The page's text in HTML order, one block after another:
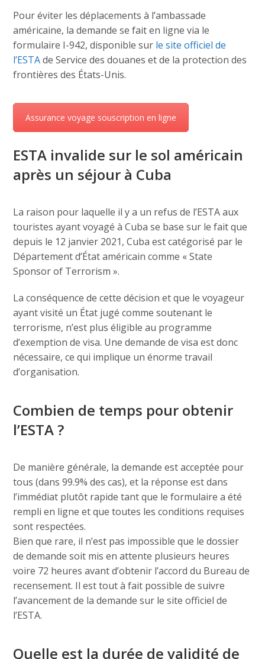
Pour éviter les déplacements à l’ambassade
américaine, la demande se fait en ligne via le
formulaire I-942, disponible sur le site officiel de
l’ESTAde Service des douanes et de la protection des
frontières des États-Unis.
Assurance voyage souscription en ligne
ESTA invalide sur le sol américain
après un séjour à Cuba
La raison pour laquelle il y a un refus de l’ESTA aux
touristes ayant voyagé à Cuba se base sur le fait que
depuis le 12 janvier 2021, Cuba est catégorisé par le
Département d’État américain comme « State
Sponsor of Terrorism ».
La conséquence de cette décision et que le voyageur
ayant visité un État jugé comme soutenant le
terrorisme, n’est plus éligible au programme
d’exemption de visa. Une demande de visa est donc
nécessaire, ce qui implique un énorme travail
d’organisation.
Combien de temps pour obtenir
l’ESTA ?
De manière générale, la demande est acceptée pour
tous (dans 99.9% des cas), et la réponse est dans
l’immédiat plutôt rapide tant que le formulaire a été
rempli en ligne et que toutes les conditions requises
sont respectées.
Bien que rare, il n’est pas impossible que le dossier
de demande soit mis en attente plusieurs heures
voire 72 heures avant d’obtenir l’accord du Bureau de
recensement. Il est tout à fait possible de suivre
l’avancement de la demande sur le site officiel de
l’ESTA.
Quelle est la durée de validité de